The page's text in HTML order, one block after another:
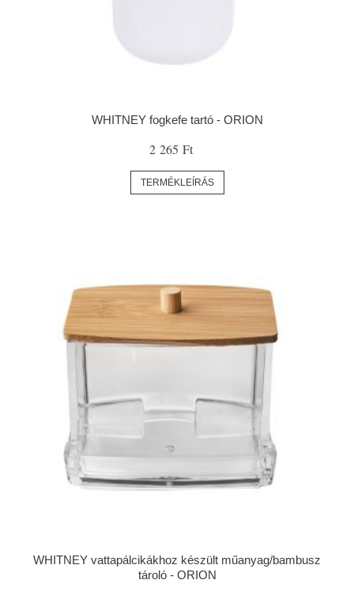
WHITNEY fogkefe tartó - ORION
2 265 Ft
TERMÉKLEÍRÁS
WHITNEY vattapálcikákhoz készült műanyag/bambusz
tároló - ORION